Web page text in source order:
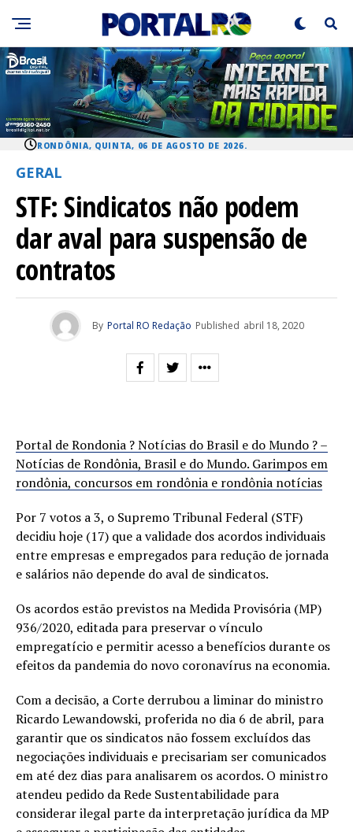
RONDÔNIA, QUINTA, 06 DE AGOSTO DE 2026.
GERAL
STF: Sindicatos não podem
dar aval para suspensão de
contratos
By Portal RO Redação Published abril 18, 2020
Portal de Rondonia ? Notícias do Brasil e do Mundo ? –
Notícias de Rondônia, Brasil e do Mundo. Garimpos em
rondônia, concursos em rondônia e rondônia notícias
Por 7 votos a 3, o Supremo Tribunal Federal (STF)
decidiu hoje (17) que a validade dos acordos individuais
entre empresas e empregados para redução de jornada
e salários não depende do aval de sindicatos.
Os acordos estão previstos na Medida Provisória (MP)
936/2020, editada para preservar o vínculo
empregatício e permitir acesso a benefícios durante os
efeitos da pandemia do novo coronavírus na economia.
Com a decisão, a Corte derrubou a liminar do ministro
Ricardo Lewandowski, proferida no dia 6 de abril, para
garantir que os sindicatos não fossem excluídos das
negociações individuais e precisariam ser comunicados
em até dez dias para analisarem os acordos. O ministro
atendeu pedido da Rede Sustentabilidade para
considerar ilegal parte da interpretação jurídica da MP